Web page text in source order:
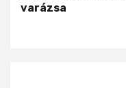
varázsa